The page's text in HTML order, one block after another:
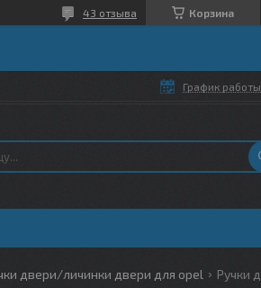
Корзина
43 отзыва
График работы
двери/личинки двери для opel